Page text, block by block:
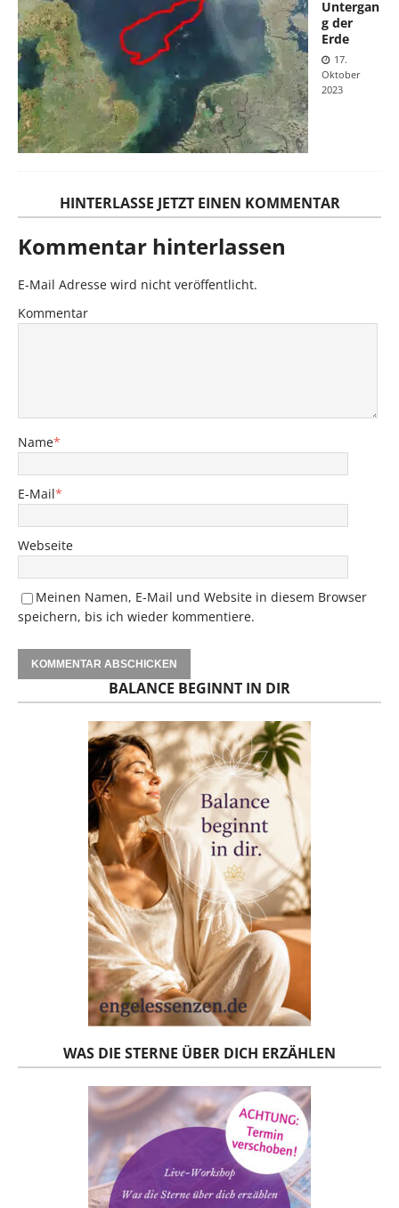
Untergan
g der
Erde
17.
Oktober
2023
HINTERLASSE JETZT EINEN KOMMENTAR
Kommentar hinterlassen
E-Mail Adresse wird nicht veröffentlicht.
Kommentar
Name*
E-Mail*
Webseite
Meinen Namen, E-Mail und Website in diesem Browser
speichern, bis ich wieder kommentiere.
BALANCE BEGINNT IN DIR
WAS DIE STERNE ÜBER DICH ERZÄHLEN